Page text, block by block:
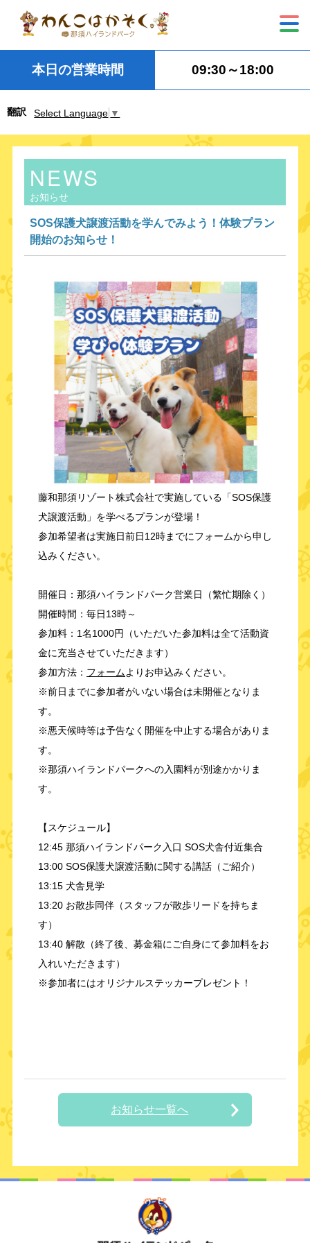
本日の営業時間 09:30～18:00
翻訳 Select Language ▼
NEWS
お知らせ
SOS保護犬譲渡活動を学んでみよう！体験プラン
開始のお知らせ！
藤和那須リゾート株式会社で実施している「SOS保護
犬譲渡活動」を学べるプランが登場！
参加希望者は実施日前日12時までにフォームから申し
込みください。
開催日：那須ハイランドパーク営業日（繁忙期除く）
開催時間：毎日13時～
参加料：1名1000円（いただいた参加料は全て活動資
金に充当させていただきます）
参加方法： フォームよりお申込みください。
※前日までに参加者がいない場合は未開催となりま
す。
※悪天候時等は予告なく開催を中止する場合がありま
す。
※那須ハイランドパークへの入園料が別途かかりま
す。
【スケジュール】
12:45 那須ハイランドパーク入口 SOS犬舎付近集合
13:00 SOS保護犬譲渡活動に関する講話（ご紹介）
13:15 犬舎見学
13:20 お散歩同伴（スタッフが散歩リードを持ちま
す）
13:40 解散（終了後、募金箱にご自身にて参加料をお
入れいただきます）
※参加者にはオリジナルステッカープレゼント！
お知らせ一覧へ